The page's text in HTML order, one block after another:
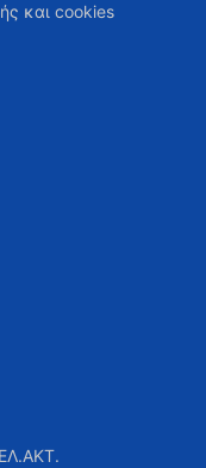
και cookies